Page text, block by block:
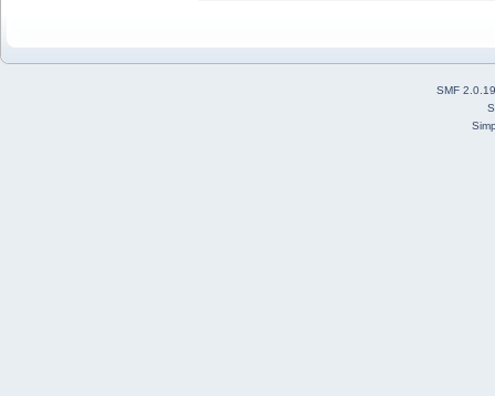
SMF 2.0.19